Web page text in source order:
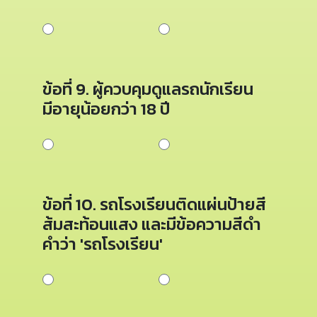
ข้อที่ 9. ผู้ควบคุมดูแลรถนักเรียน
มีอายุน้อยกว่า 18 ปี
ข้อที่ 10. รถโรงเรียนติดแผ่นป้ายสี
ส้มสะท้อนแสง และมีข้อความสีดำ
คำว่า 'รถโรงเรียน'